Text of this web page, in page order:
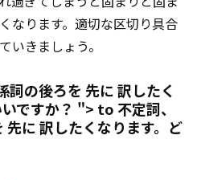
なります。適切な区切り具合
いきましょう。
詞の後ろを 先に訳したく
ですか？ "> to 不定詞、
先に訳したくなります。ど